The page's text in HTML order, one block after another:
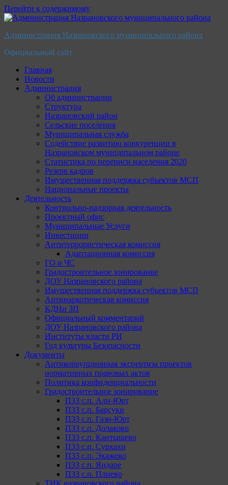
Перейти к содержимому
Администрация Назрановского муниципального района
Официальный сайт
Главная
Новости
Администрация
Об администрации
Структура
Назрановский район
Сельские поселения
Муниципальная служба
Содействие развитию конкуренции в
Назрановском муниципальном районе
Статистика по переписи населения 2020
Резерв кадров
Имущественная поддержка субъектов МСП
Национальные проекты
Деятельность
Контрольно-надзорная деятельность
Проектный офис
Муниципальные Услуги
Инвестиции
Антитеррористическая комиссия
Адаптационная комиссия
ГО и ЧС
Градостроительное зонирование
ДОУ Назрановского района
Имущественная поддержка субъектов МСП
Антинаркотическая комиссия
КДНи ЗП
Официальный комментарий
ДОУ Назрановского района
Институты власти РИ
Год культуры Безопасности
Документы
Антикоррупционная экспертиза проектов
нормативных правовых актов
Политика конфиденциальности
Градостроительное зонирование
ПЗЗ с.п. Али-Юрт
ПЗЗ с.п. Барсуки
ПЗЗ с.п. Гази-Юрт
ПЗЗ с.п. Долаково
ПЗЗ с.п. Кантышево
ПЗЗ с.п. Сурхахи
ПЗЗ с.п. Экажево
ПЗЗ с.п. Яндаре
ПЗЗ с.п. Плиево
ТИК назрановского района